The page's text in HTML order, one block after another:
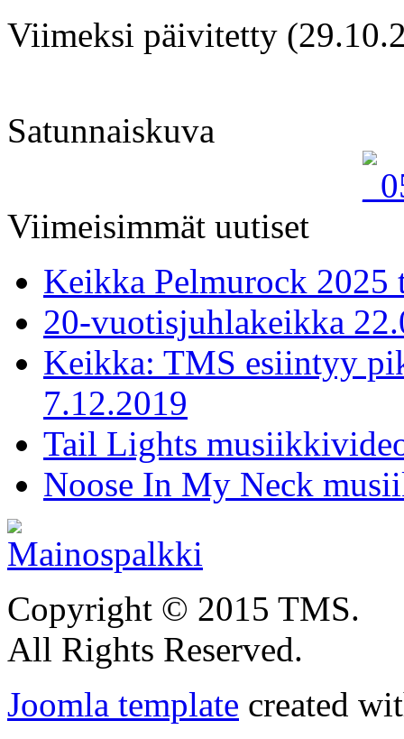
Viimeksi päivitetty
Satunnaiskuva
Viimeisimmät uutiset
Keikka Pelmurock 2025
20-vuotisjuhlakeikka
Keikka: TMS esiintyy
7.12.2019
Tail Lights
Noose In My Neck
Copyright © 2015 TMS.
All Rights Reserved.
Joomla template created